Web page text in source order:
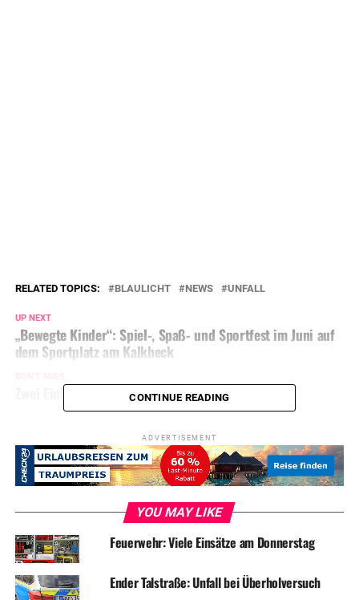
RELATED TOPICS: BLAULICHT NEWS UNFALL
UP NEXT
„Bewegte Kinder“: Spiel-, Spaß- und Sportfest im Juni auf
dem Sportplatz am Kalkheck
Zwei Einbruchsversuche am Wochenende
CONTINUE READING
ADVERTISEMENT
YOU MAY LIKE
Feuerwehr: Viele Einsätze am Donnerstag
Ender Talstraße: Unfall bei Überholversuch